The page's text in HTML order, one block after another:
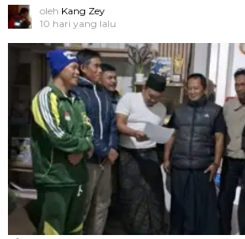
oleh Kang Zey
10 hari yang lalu